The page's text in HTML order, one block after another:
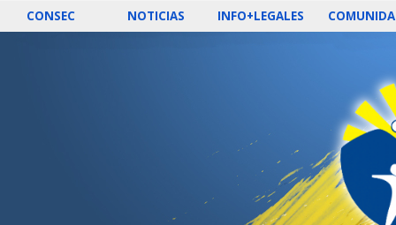
CONSEC NOTICIAS INFO+LEGALES